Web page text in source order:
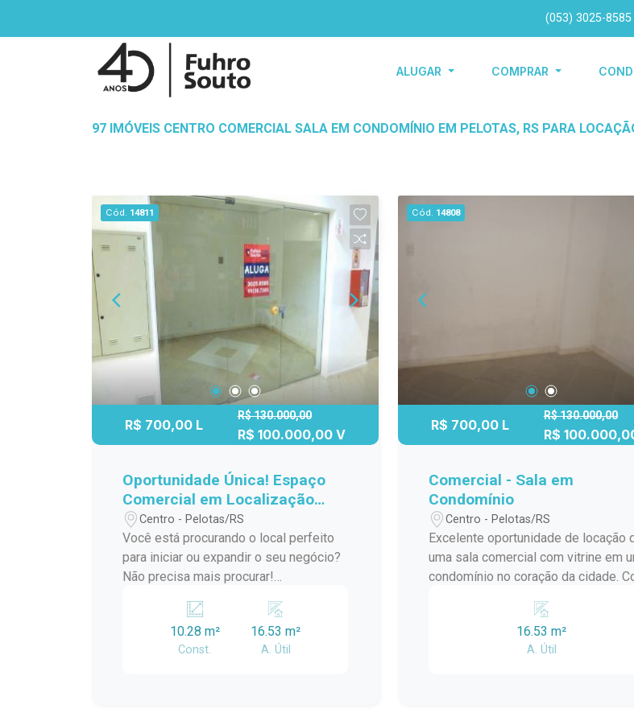
(053) 3025-8585
ALUGAR COMPRAR
97 IMÓVEIS CENTRO COMERCIAL SALA EM CONDOMÍNIO EM PELOTAS, RS PARA
Cód. 14811
R$ 700,00 L
R$ 130.000,00
R$ 100.000,00 V
Oportunidade Única! Espaço
Comercial em Localização
Estratégica no Centro da
Cidade!
Centro - Pelotas/RS
Você está procurando o local perfeito
para iniciar ou expandir o seu negócio?
Não precisa mais procurar!
imperdível: uma loja disponível para
locação em uma galeria no coração do
centro da cidade. Espaço interno bem
10.28 m²
Const.
16.53 m²
A. Útil
Cód. 14808
R$ 700,00 L
R$ 130.000,00
R$
Comercial - Sala em
Condomínio
Centro - Pelotas/RS
Excelente oportunidade de locação
uma sala comercial com vitrine em
condomínio no coração da cidade. Com
situada em um ponto estratégico
seu negócio, com grande fluxo de
pessoas e facilidade de acesso. A sala
16.53 m²
A. Útil